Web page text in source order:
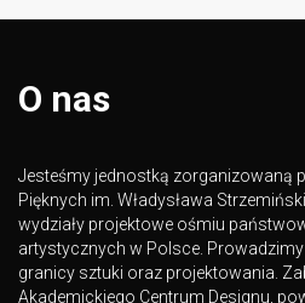
O nas
Jesteśmy jednostką zorganizowaną
Pięknych im. Władysława
wydziały projektowe ośmiu
artystycznych w Polsce. Prowadzimy
granicy sztuki oraz projektowania.
Akademickiego Centrum Designu,